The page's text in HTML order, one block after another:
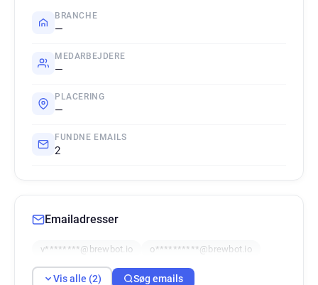
BRANCHE
—
MEDARBEJDERE
—
PLACERING
—
FUNDNE EMAILS
2
Emailadresser
v********@brewbot.io o**********@brewbot.io
Vis alle (2) Søg emails